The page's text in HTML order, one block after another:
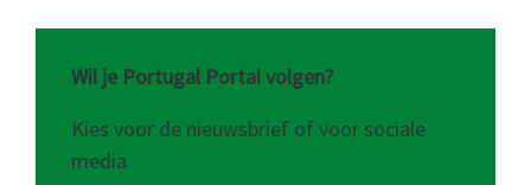
Wil je Portugal Portal volgen?
Kies voor de nieuwsbrief of voor sociale
media